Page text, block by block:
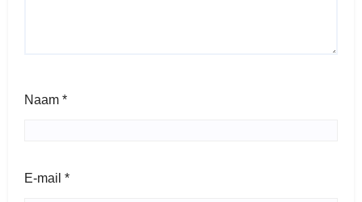
Naam *
E-mail *